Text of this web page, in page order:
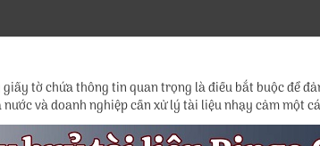
tờ chứa thông tin quan trọng là điều bắt buộc để
và doanh nghiệp cần xử lý tài liệu nhạy cảm một